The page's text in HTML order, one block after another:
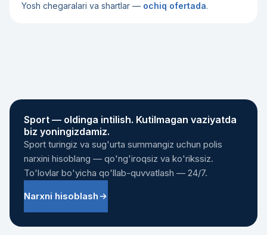
Yosh chegaralari va shartlar — ochiq ofertada.
Sport — oldinga intilish. Kutilmagan vaziyatda
biz yoningizdamiz.
Sport turingiz va sug'urta summangiz uchun polis
narxini hisoblang — qo'ng'iroqsiz va ko'rikssiz.
To'lovlar bo'yicha qo'llab-quvvatlash — 24/7.
Narxni hisoblash